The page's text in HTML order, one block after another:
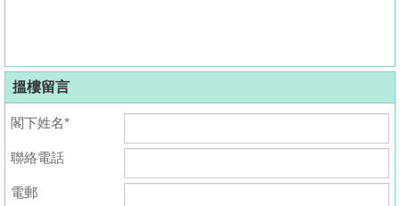
搵樓留言
閣下姓名*
聯絡電話
電郵